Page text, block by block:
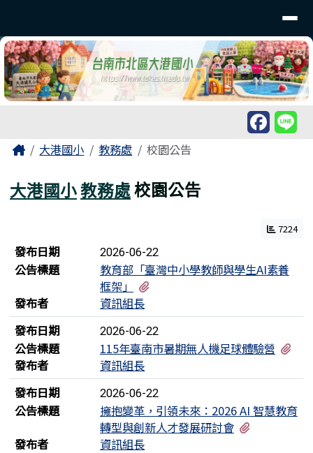
主內容區域
Home大港國小 教務處 校園公告
大港國小教務處校園公告
7224
新聞列表
發布日期 2026-06-22
公告標題
教育部「臺灣中小學教師與學生AI素養
框架」
發布者
資訊組長
發布日期
2026-06-22
公告標題 115年臺南市暑期無人機足球體驗營
發布者
資訊組長
發布日期
2026-06-22
公告標題
擁抱變革，引領未來：2026 AI 智慧教育
轉型與創新人才發展研討會
發布者
資訊組長
頁尾區域